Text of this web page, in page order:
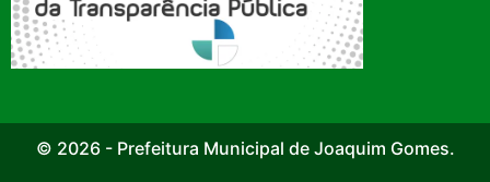
© 2026 - Prefeitura Municipal de Joaquim Gomes.